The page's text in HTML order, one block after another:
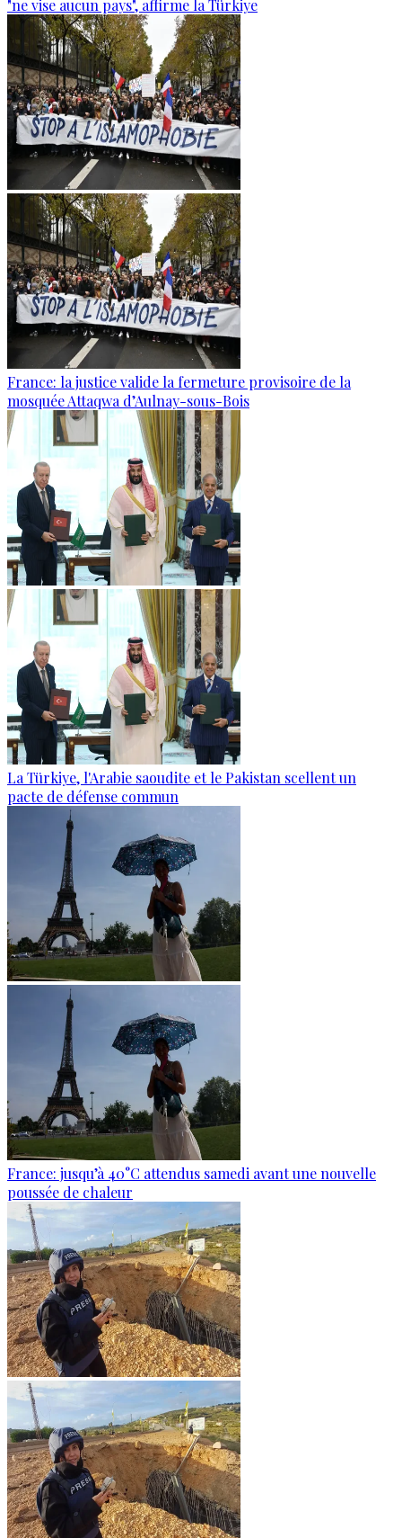
"ne vise aucun pays", affirme la Türkiye
France: la justice valide la fermeture provisoire de la
mosquée Attaqwa d’Aulnay-sous-Bois
La Türkiye, l'Arabie saoudite et le Pakistan scellent un
pacte de défense commun
France: jusqu’à 40°C attendus samedi avant une nouvelle
poussée de chaleur